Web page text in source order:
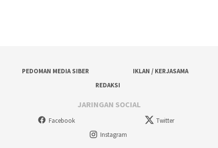
PEDOMAN MEDIA SIBER
IKLAN / KERJASAMA
REDAKSI
JARINGAN SOCIAL
Facebook
Twitter
Instagram